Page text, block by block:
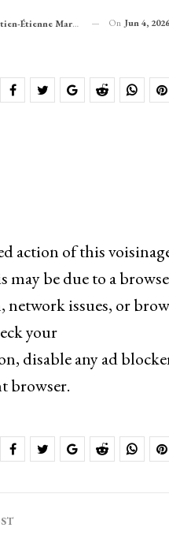
Étienne Marechal On Jun 4, 2026
action of this
may be due to a
issues, or
your
disable any ad
browser.